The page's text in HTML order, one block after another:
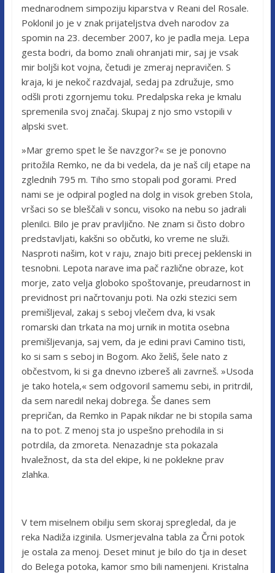
mednarodnem simpoziju kiparstva v Reani del Rosale.
Poklonil jo je v znak prijateljstva dveh narodov za
spomin na 23. december 2007, ko je padla meja. Lepa
gesta bodri, da bomo znali ohranjati mir, saj je vsak
mir boljši kot vojna, četudi je zmeraj nepravičen. S
kraja, ki je nekoč razdvajal, sedaj pa združuje, smo
odšli proti zgornjemu toku. Predalpska reka je kmalu
spremenila svoj značaj. Skupaj z njo smo vstopili v
alpski svet.
»Mar gremo spet le še navzgor?« se je ponovno
pritožila Remko, ne da bi vedela, da je naš cilj etape na
zglednih 795 m. Tiho smo stopali pod gorami. Pred
nami se je odpiral pogled na dolg in visok greben Stola,
vršaci so se bleščali v soncu, visoko na nebu so jadrali
plenilci. Bilo je prav pravljično. Ne znam si čisto dobro
predstavljati, kakšni so občutki, ko vreme ne služi.
Nasproti našim, kot v raju, znajo biti precej peklenski in
tesnobni. Lepota narave ima pač različne obraze, kot
morje, zato velja globoko spoštovanje, preudarnost in
previdnost pri načrtovanju poti. Na ozki stezici sem
premišljeval, zakaj s seboj vlečem dva, ki vsak
romarski dan trkata na moj urnik in motita osebna
premišljevanja, saj vem, da je edini pravi Camino tisti,
ko si sam s seboj in Bogom. Ako želiš, šele nato z
občestvom, ki si ga dnevno izbereš ali zavrneš. »Usoda
je tako hotela,« sem odgovoril samemu sebi, in pritrdil,
da sem naredil nekaj dobrega. Še danes sem
prepričan, da Remko in Papak nikdar ne bi stopila sama
na to pot. Z menoj sta jo uspešno prehodila in si
potrdila, da zmoreta. Nenazadnje sta pokazala
hvaležnost, da sta del ekipe, ki ne poklekne prav
zlahka.
V tem miselnem obilju sem skoraj spregledal, da je
reka Nadiža izginila. Usmerjevalna tabla za Črni potok
je ostala za menoj. Deset minut je bilo do tja in deset
do Belega potoka, kamor smo bili namenjeni. Kristalna